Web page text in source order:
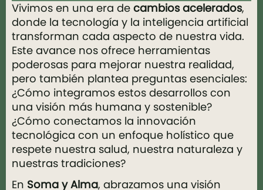
Vivimos en una era de cambios acelerados,
donde la tecnología y la inteligencia artificial
transforman cada aspecto de nuestra vida.
Este avance nos ofrece herramientas
poderosas para mejorar nuestra realidad,
pero también plantea preguntas esenciales:
¿Cómo integramos estos desarrollos con
una visión más humana y sostenible?
¿Cómo conectamos la innovación
tecnológica con un enfoque holístico que
respete nuestra salud, nuestra naturaleza y
nuestras tradiciones?
En Soma y Alma, abrazamos una visión